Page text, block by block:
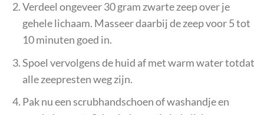
Verdeel ongeveer 30 gram zwarte zeep over je
gehele lichaam. Masseer daarbij de zeep voor 5 tot
10 minuten goed in.
Spoel vervolgens de huid af met warm water totdat
alle zeepresten weg zijn.
Pak nu een scrubhandschoen of washandje en